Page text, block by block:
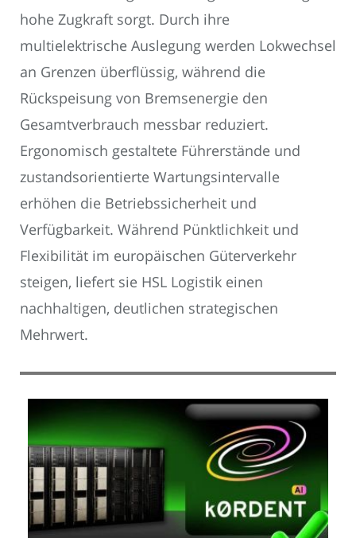
hohe Zugkraft sorgt. Durch ihre
multielektrische Auslegung werden Lokwechsel
an Grenzen überflüssig, während die
Rückspeisung von Bremsenergie den
Gesamtverbrauch messbar reduziert.
Ergonomisch gestaltete Führerstände und
zustandsorientierte Wartungsintervalle
erhöhen die Betriebssicherheit und
Verfügbarkeit. Während Pünktlichkeit und
Flexibilität im europäischen Güterverkehr
steigen, liefert sie HSL Logistik einen
nachhaltigen, deutlichen strategischen
Mehrwert.